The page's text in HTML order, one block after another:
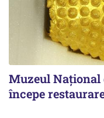
Muzeul Național
începe